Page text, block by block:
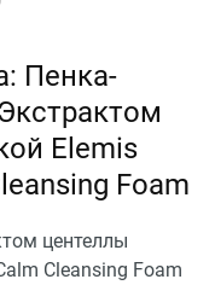
Пенка-
Elemis
Foam
центеллы
Cleansing Foam